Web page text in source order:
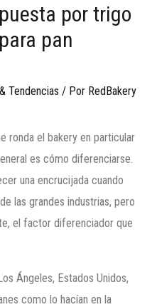
por trigo
pan
Tendencias / Por RedBakery
ronda el bakery en particular
es cómo diferenciarse.
una encrucijada cuando
las grandes industrias, pero
el factor diferenciador que
Ángeles, Estados Unidos,
como lo hacían en la